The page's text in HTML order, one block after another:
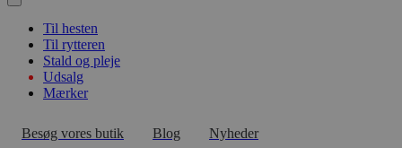
Til hesten
Til rytteren
Stald og pleje
Udsalg
Mærker
Besøg vores butik Blog Nyheder